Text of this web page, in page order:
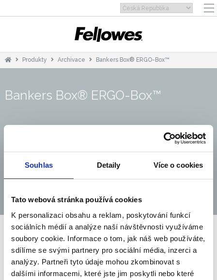
Souhlas Detaily Více o cookies
Tato webová stránka používá cookies
K personalizaci obsahu a reklam, poskytování funkcí
sociálních médií a analýze naší návštěvnosti využíváme
soubory cookie. Informace o tom, jak náš web používáte,
sdílíme se svými partnery pro sociální média, inzerci a
analýzy. Partneři tyto údaje mohou zkombinovat s
dalšími informacemi, které jste jim poskytli nebo které
Produkty Archivace Bankers Box® ERGO-Box™
Bankers Box® ERGO-Box™
Odolné krabice s ergonomickými úchyty vybavené systémem
automatického skládání.